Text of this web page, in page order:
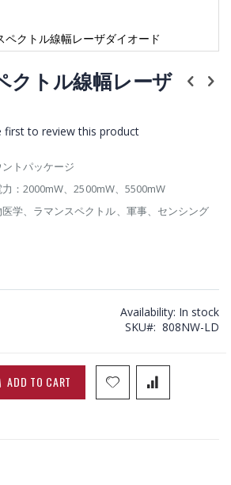
ペクトル線幅レーザダイオード
クトル線幅レーザ
first to review this product
トパッケージ
：2000mW、2500mW、5500mW
学、ラマンスペクトル、軍事、センシング
Availability: In stock
SKU
808NW-LD
ADD TO CART